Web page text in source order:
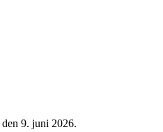
den 9. juni 2026.